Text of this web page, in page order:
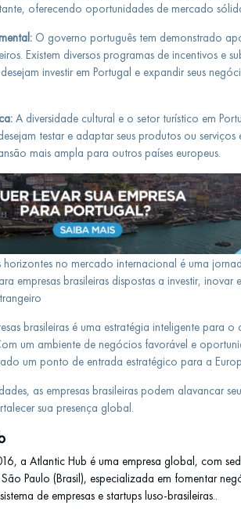
oferecendo oportunidades de mercado
O governo português tem demonstrado
Existem diversos programas de incentivos e
investir em Portugal e expandir seus
A diversidade cultural e o setor turístico em
testar e adaptar seus produtos ou serviços
mais ampla para outros países europeus.
horizontes no mercado internacional é uma
empresas brasileiras dispostas a investir, inovar
brasileiras é uma estratégia inteligente para o
um ambiente de negócios favorável e
um ponto de entrada estratégico para a
as empresas brasileiras podem alavancar
sua presença global.
a Atlantic Hub é uma empresa global, com
Paulo (Brasil), especializada em fomentar
de empresas e startups luso-brasileiras..